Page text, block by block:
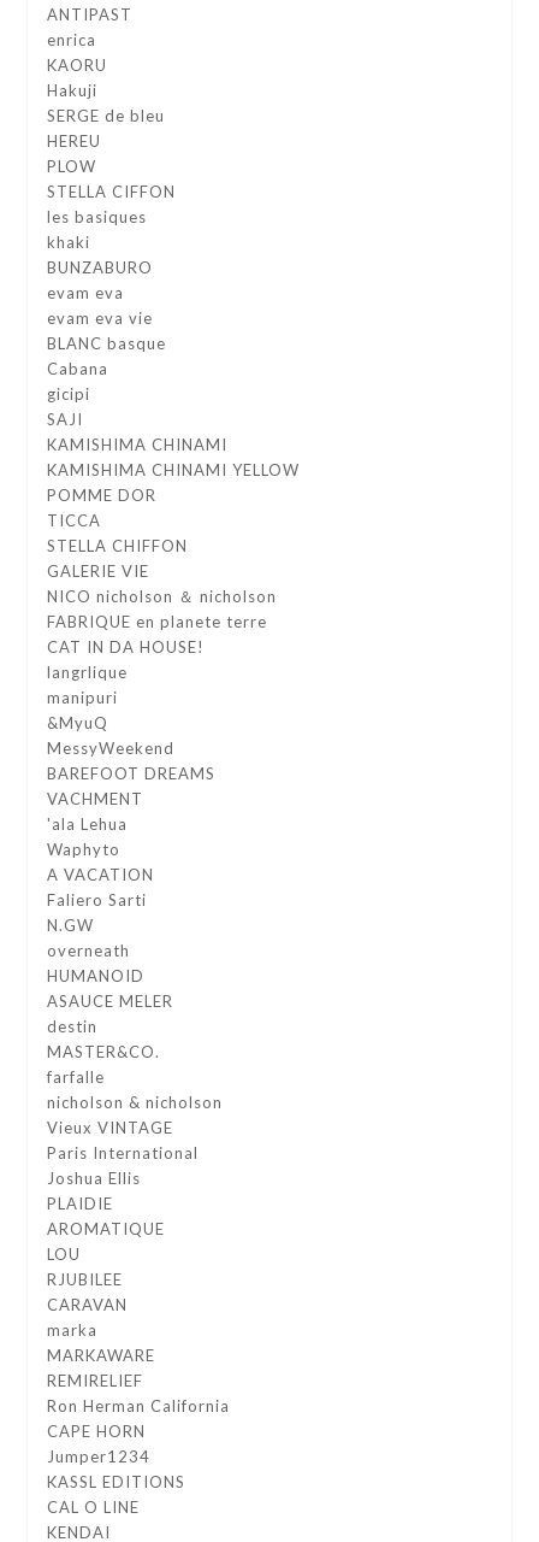
ANTIPAST
enrica
KAORU
Hakuji
SERGE de bleu
HEREU
PLOW
STELLA CIFFON
les basiques
khaki
BUNZABURO
evam eva
evam eva vie
BLANC basque
Cabana
gicipi
SAJI
KAMISHIMA CHINAMI
KAMISHIMA CHINAMI YELLOW
POMME DOR
TICCA
STELLA CHIFFON
GALERIE VIE
NICO nicholson ＆ nicholson
FABRIQUE en planete terre
CAT IN DA HOUSE!
langrlique
manipuri
&MyuQ
MessyWeekend
BAREFOOT DREAMS
VACHMENT
'ala Lehua
Waphyto
A VACATION
Faliero Sarti
N.GW
overneath
HUMANOID
ASAUCE MELER
destin
MASTER&CO.
farfalle
nicholson & nicholson
Vieux VINTAGE
Paris International
Joshua Ellis
PLAIDIE
AROMATIQUE
LOU
RJUBILEE
CARAVAN
marka
MARKAWARE
REMIRELIEF
Ron Herman California
CAPE HORN
Jumper1234
KASSL EDITIONS
CAL O LINE
KENDAI